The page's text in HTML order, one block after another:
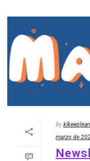
By
marzo de